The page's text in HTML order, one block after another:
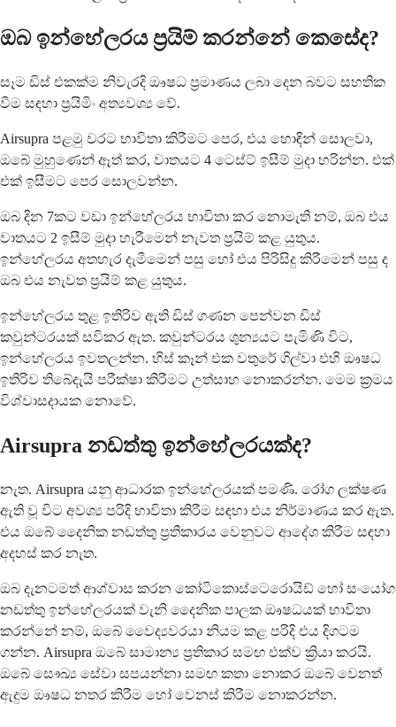
ඔබ ඉන්හේලරය ප්‍රයිම් කරන්නේ කෙසේද?
සෑම ඩිස් එකක්ම නිවැරදි ඖෂධ ප්‍රමාණය ලබා දෙන බවට සහතික
වීම සඳහා ප්‍රයිමිං අත්‍යවශ්‍ය වේ.
Airsupra පළමු වරට භාවිතා කිරීමට පෙර, එය හොඳින් සොලවා,
ඔබේ මුහුණෙන් ඈත් කර, වාතයට 4 ටෙස්ට් ඉසීම් මුදා හරින්න. එක්
එක් ඉසීමට පෙර සොලවන්න.
ඔබ දින 7කට වඩා ඉන්හේලරය භාවිතා කර නොමැති නම්, ඔබ එය
වාතයට 2 ඉසීම් මුදා හැරීමෙන් නැවත ප්‍රයිම් කළ යුතුය.
ඉන්හේලරය අතහැර දැමීමෙන් පසු හෝ එය පිරිසිදු කිරීමෙන් පසු ද
ඔබ එය නැවත ප්‍රයිම් කළ යුතුය.
ඉන්හේලරය තුළ ඉතිරිව ඇති ඩිස් ගණන පෙන්වන ඩිස්
කවුන්ටරයක් ​​සවිකර ඇත. කවුන්ටරය ශුන්‍යයට පැමිණි විට,
ඉන්හේලරය ඉවතලන්න. හිස් කෑන් එක වතුරේ ගිල්වා එහි ඖෂධ
ඉතිරිව තිබේදැයි පරීක්ෂා කිරීමට උත්සාහ නොකරන්න. මෙම ක්‍රමය
විශ්වාසදායක නොවේ.
Airsupra නඩත්තු ඉන්හේලරයක්ද?
නැත. Airsupra යනු ආධාරක ඉන්හේලරයක් පමණි. රෝග ලක්ෂණ
ඇති වූ විට අවශ්‍ය පරිදි භාවිතා කිරීම සඳහා එය නිර්මාණය කර ඇත.
එය ඔබේ දෛනික නඩත්තු ප්‍රතිකාරය වෙනුවට ආදේශ කිරීම සඳහා
අදහස් කර නැත.
ඔබ දැනටමත් ආශ්වාස කරන කෝටිකොස්ටෙරොයිඩ් හෝ සංයෝග
නඩත්තු ඉන්හේලරයක් වැනි දෛනික පාලක ඖෂධයක් භාවිතා
කරන්නේ නම්, ඔබේ වෛද්‍යවරයා නියම කළ පරිදි එය දිගටම
ගන්න. Airsupra ඔබේ සාමාන්‍ය ප්‍රතිකාර සමඟ එක්ව ක්‍රියා කරයි.
ඔබේ සෞඛ්‍ය සේවා සපයන්නා සමඟ කතා නොකර ඔබේ වෙනත්
ඇදුම ඖෂධ නතර කිරීම හෝ වෙනස් කිරීම නොකරන්න.